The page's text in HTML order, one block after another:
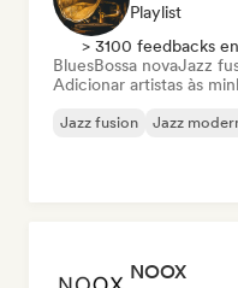
Playlist
> 3100 feedbacks
BluesBossa novaJazz
Adicionar artistas às
Jazz fusion Jazz
NOOX